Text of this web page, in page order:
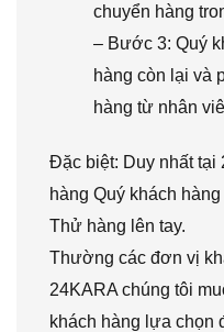
chuyển hàng
– Bước 3: Quý
hàng còn lại và
hàng từ nhân
Đặc biệt: Duy nhất tại
hàng Quý khách
Thử hàng lên tay.
Thường các đơn vị
24KARA chúng tôi
khách hàng lựa chọn